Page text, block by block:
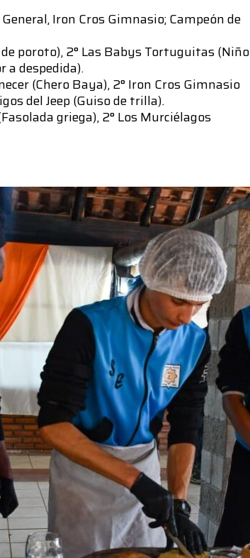
Iron Cros Gimnasio; Campeón de
de poroto), 2° Las Babys Tortuguitas (Niño
a despedida).
(Chero Baya), 2° Iron Cros Gimnasio
del Jeep (Guiso de trilla).
griega), 2° Los Murciélagos